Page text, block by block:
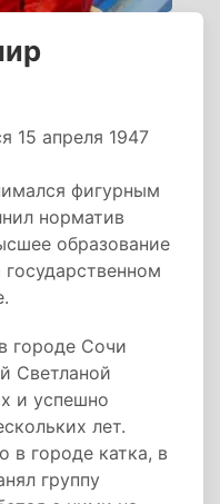
15 апреля 1947
фигурным
норматив
образование
городе Сочи
Светланой
и успешно
лет.
в городе катка, в
группу